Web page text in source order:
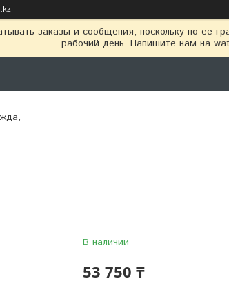
заказы и сообщения, поскольку по ее
рабочий день. Напишите нам на
В наличии
53 750 ₸